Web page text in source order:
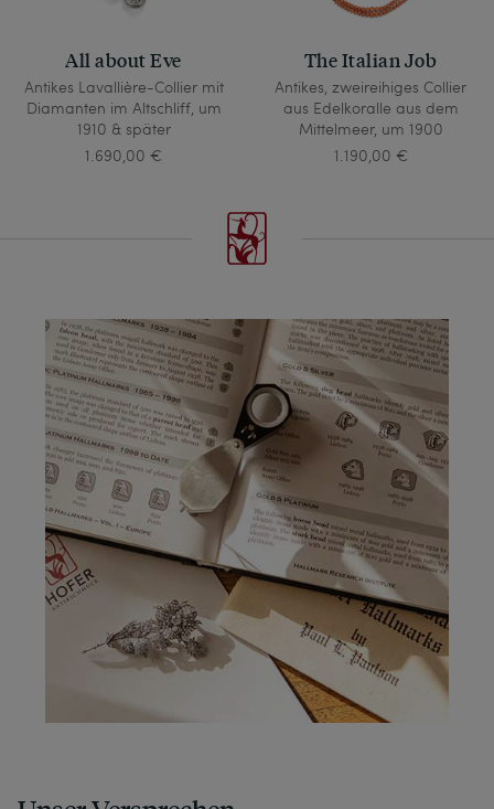
All about Eve
Antikes Lavallière-Collier mit
Diamanten im Altschliff, um
1910 & später
1.690,00 €
The Italian Job
Antikes, zweireihiges Collier
aus Edelkoralle aus dem
Mittelmeer, um 1900
1.190,00 €